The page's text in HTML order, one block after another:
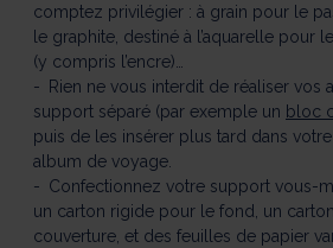
comptez privilégier : à grain pour le
le graphite, destiné à l’aquarelle pour
(y compris l’encre)…
Rien ne vous interdit de réaliser vos
support séparé (par exemple un bloc
puis de les insérer plus tard dans
album de voyage.
Confectionnez votre support vous-
un carton rigide pour le fond, un
couverture, et des feuilles de papier